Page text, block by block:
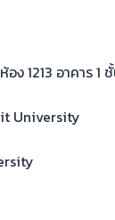
1213 อาคาร 1
University